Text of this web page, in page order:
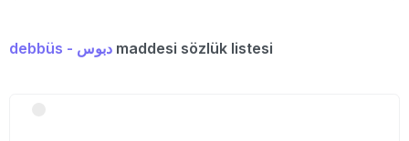
debbüs - دبوس maddesi sözlük listesi